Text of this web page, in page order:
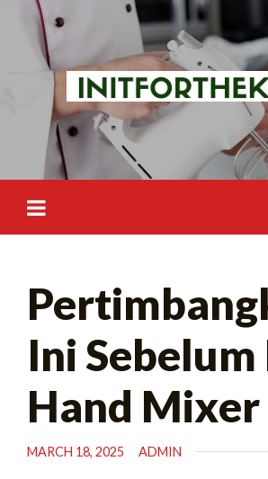
content
Ini Sebelum
Hand Mixer
MARCH 18, 2025 ADMIN